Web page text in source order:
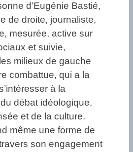
d’Eugénie Bastié,
de droite, journaliste,
mesurée, active sur
et suivie,
milieux de gauche
combattue, qui a la
à la
débat idéologique,
et de la culture.
même une forme de
son engagement